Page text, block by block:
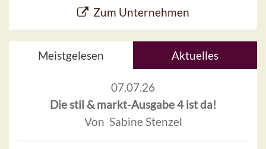
Zum Unternehmen
Meistgelesen Aktuelles
07.07.26
Die stil & markt-Ausgabe 4 ist da!
Von Sabine Stenzel